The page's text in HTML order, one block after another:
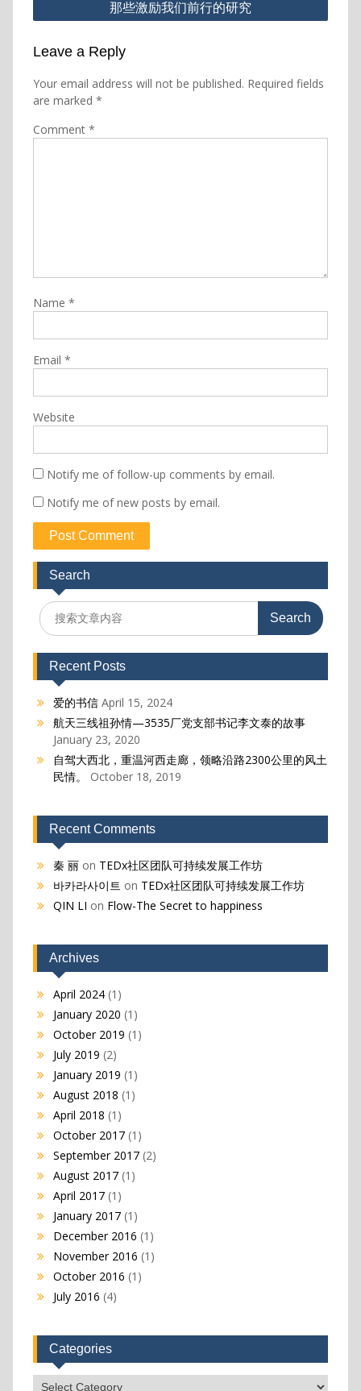
那些激励我们前行的研究
Leave a Reply
Your email address will not be published. Required fields
are marked *
Comment *
Name *
Email *
Website
Notify me of follow-up comments by email.
Notify me of new posts by email.
Search
Search
for:
Recent Posts
爱的书信 April 15, 2024
航天三线祖孙情—3535厂党支部书记李文泰的故事
January 23, 2020
自驾大西北，重温河西走廊，领略沿路2300公里的风土
民情。
October 18, 2019
Recent Comments
秦 丽on TEDx社区团队可持续发展工作坊
바카라사이트 on TEDx社区团队可持续发展工作坊
QIN LI on Flow-The Secret to happiness
Archives
April 2024(1)
January 2020 (1)
October 2019 (1)
July 2019 (2)
January 2019 (1)
August 2018 (1)
April 2018 (1)
October 2017(1)
September 2017(2)
August 2017(1)
April 2017(1)
January 2017(1)
December 2016 (1)
November 2016 (1)
October 2016 (1)
July 2016 (4)
Categories
Categories